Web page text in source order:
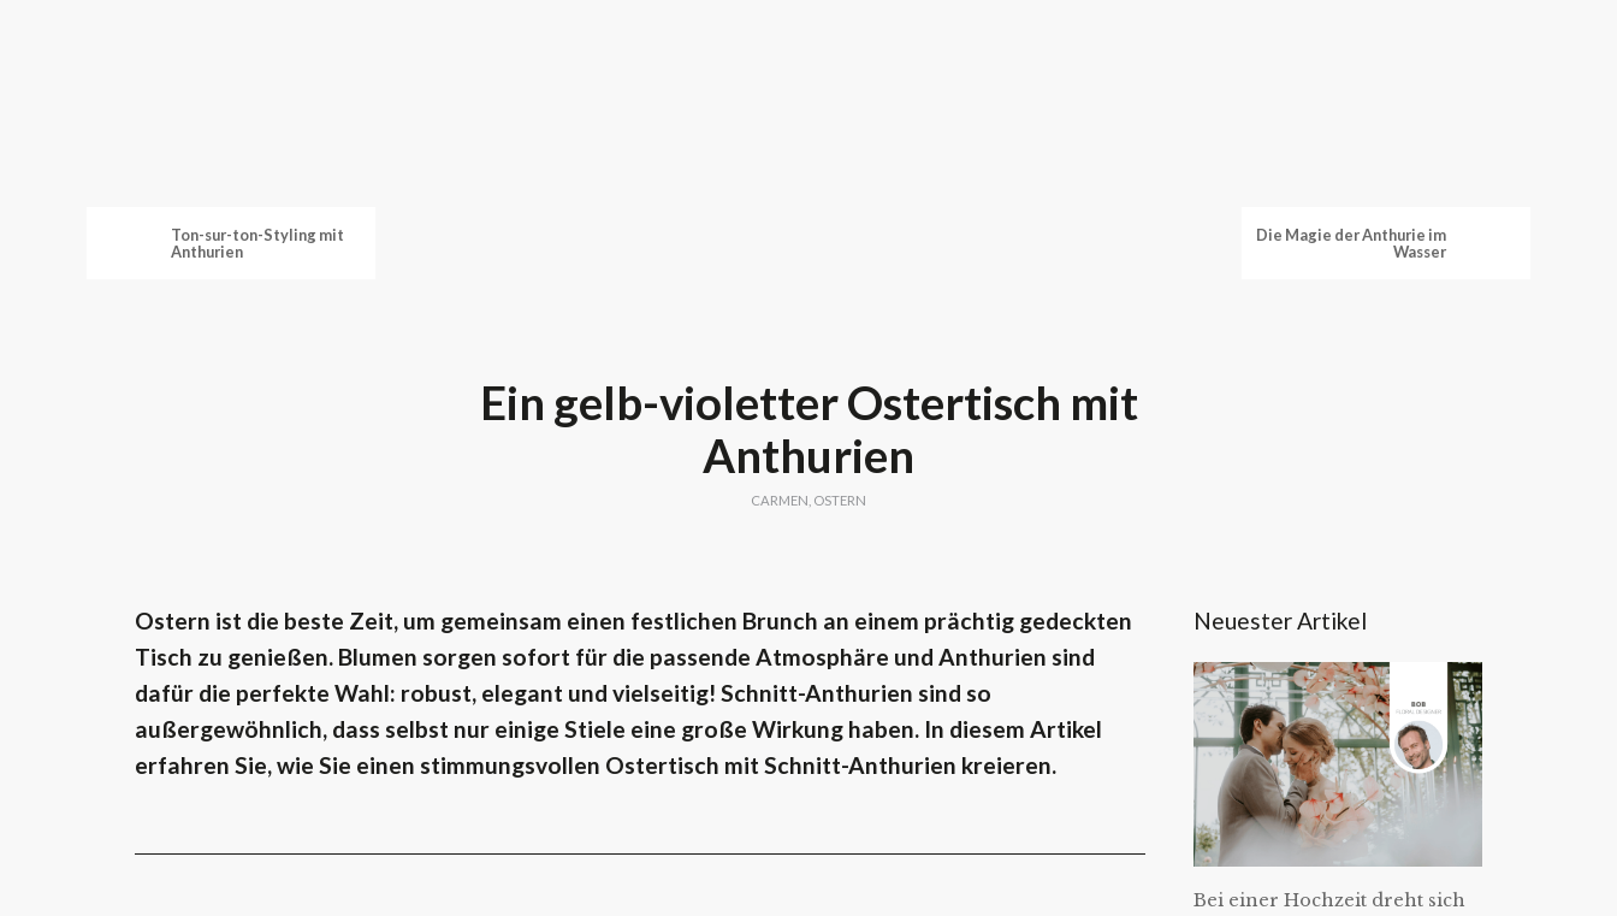
Die Magie der Anthurie im
Wasser
Ton-sur-ton-Styling mit
Anthurien
Ein gelb-violetter Ostertisch mit
Anthurien
CARMEN OSTERN
Ostern ist die beste Zeit, um gemeinsam einen festlichen Brunch an einem prächtig gedeckten
Tisch zu genießen. Blumen sorgen sofort für die passende Atmosphäre und Anthurien sind
dafür die perfekte Wahl: robust, elegant und vielseitig! Schnitt-Anthurien sind so
außergewöhnlich, dass selbst nur einige Stiele eine große Wirkung haben. In diesem Artikel
erfahren Sie, wie Sie einen stimmungsvollen Ostertisch mit Schnitt-Anthurien kreieren.
Neuester Artikel
Bei einer Hochzeit dreht sich